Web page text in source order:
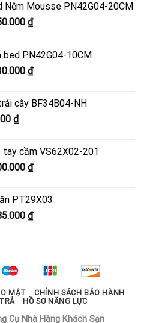
Nệm Mousse PN42G04-20CM
₫.
₫Giá
là:
4.050.000 ₫.
bed PN42G04-10CM
₫.
₫Giá
là:
cây BF34B04-NH
₫.
₫Giá
là:
600.000 ₫.
cầm VS62X02-201
₫.
₫Giá
là:
1.800.000 ₫.
PT29X03
₫Giá
1.785.000 ₫.
MẬT
CHÍNH SÁCH BẢO HÀNH
HỒ SƠ NĂNG LỰC
Cụ Nhà Hàng Khách Sạn